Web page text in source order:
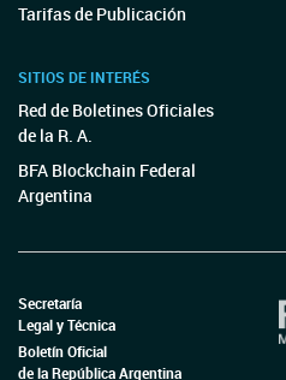
Tarifas de Publicación
SITIOS DE INTERÉS
Red de Boletines Oficiales
de la R. A.
BFA Blockchain Federal
Argentina
Secretaría
Legal y Técnica
Boletín Oficial
de la República Argentina